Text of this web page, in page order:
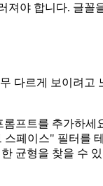
야 합니다. 글
다르게 보이려
프트를 추가하
페이스" 필터를
균형을 찾을 수